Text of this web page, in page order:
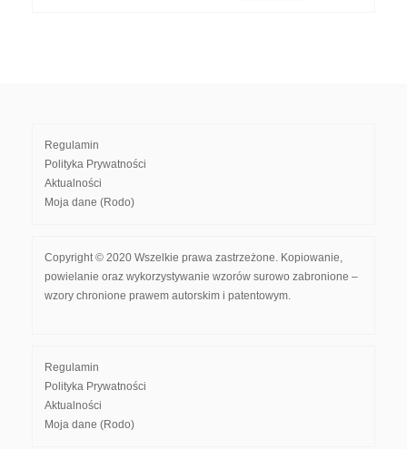
Regulamin
Polityka Prywatności
Aktualności
Moja dane (Rodo)
Copyright © 2020 Wszelkie prawa zastrzeżone. Kopiowanie,
powielanie oraz wykorzystywanie wzorów surowo zabronione –
wzory chronione prawem autorskim i patentowym.
Regulamin
Polityka Prywatności
Aktualności
Moja dane (Rodo)